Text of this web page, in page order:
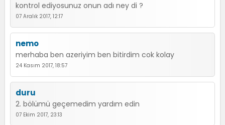
kontrol ediyosunuz onun adı ney di ?
07 Aralık 2017, 12:17
nemo
merhaba ben azeriyim ben bitirdim cok kolay
24 Kasım 2017, 18:57
duru
2. bölümü geçemedim yardım edin
07 Ekim 2017, 23:13